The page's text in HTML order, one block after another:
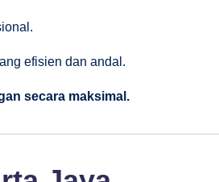
efisien dan andal.
secara maksimal.